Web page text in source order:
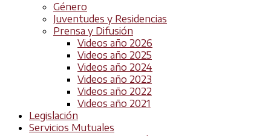
Género
Juventudes y Residencias
Prensa y Difusión
Videos año 2026
Videos año 2025
Videos año 2024
Videos año 2023
Videos año 2022
Videos año 2021
Legislación
Servicios Mutuales